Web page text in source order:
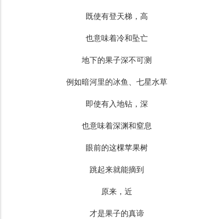
既使有登天梯，高
也意味着冷和坠亡
地下的果子深不可测
例如暗河里的冰鱼、七星水草
即使有入地钻，深
也意味着深渊和窒息
眼前的这棵苹果树
跳起来就能摘到
原来，近
才是果子的真谛